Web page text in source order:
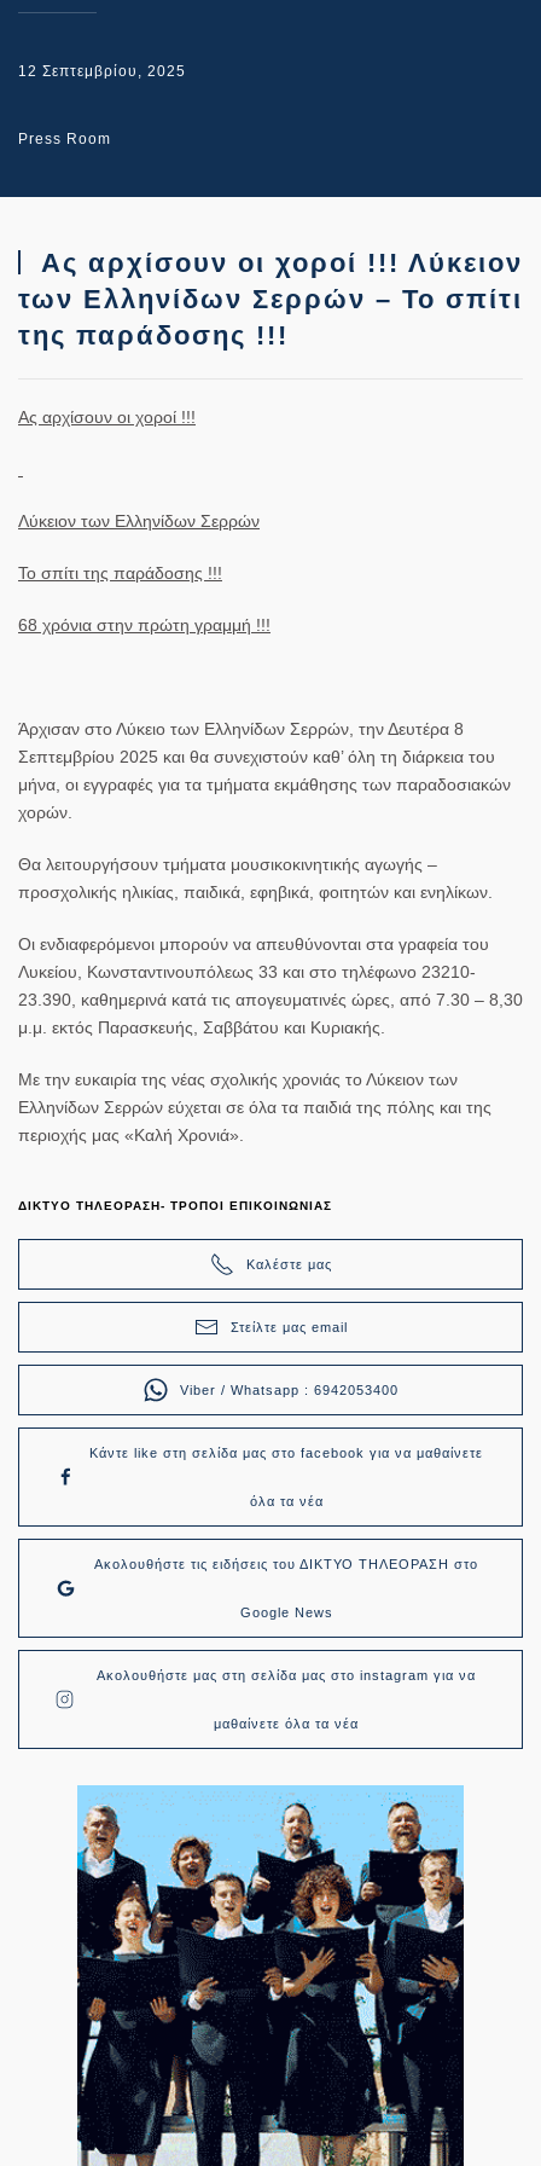
12 Σεπτεμβρίου, 2025
Press Room
Ας αρχίσουν οι χοροί !!! Λύκειον
των Ελληνίδων Σερρών – Το σπίτι
της παράδοσης !!!
Ας αρχίσουν οι χοροί !!!
Λύκειον των Ελληνίδων Σερρών
Το σπίτι της παράδοσης !!!
68 χρόνια στην πρώτη γραμμή !!!
Άρχισαν στο Λύκειο των Ελληνίδων Σερρών, την Δευτέρα 8
Σεπτεμβρίου 2025 και θα συνεχιστούν καθ’ όλη τη διάρκεια του
μήνα, οι εγγραφές για τα τμήματα εκμάθησης των παραδοσιακών
χορών.
Θα λειτουργήσουν τμήματα μουσικοκινητικής αγωγής –
προσχολικής ηλικίας, παιδικά, εφηβικά, φοιτητών και ενηλίκων.
Οι ενδιαφερόμενοι μπορούν να απευθύνονται στα γραφεία του
Λυκείου, Κωνσταντινουπόλεως 33 και στο τηλέφωνο 23210-
23.390, καθημερινά κατά τις απογευματινές ώρες, από 7.30 – 8,30
μ.μ. εκτός Παρασκευής, Σαββάτου και Κυριακής.
Με την ευκαιρία της νέας σχολικής χρονιάς το Λύκειον των
Ελληνίδων Σερρών εύχεται σε όλα τα παιδιά της πόλης και της
περιοχής μας «Καλή Χρονιά».
ΔΙΚΤΥΟ ΤΗΛΕΟΡΑΣΗ- ΤΡΟΠΟΙ ΕΠΙΚΟΙΝΩΝΙΑΣ
Καλέστε μας
Στείλτε μας email
Viber / Whatsapp : 6942053400
Κάντε like στη σελίδα μας στο facebook για να μαθαίνετε
όλα τα νέα
Ακολουθήστε τις ειδήσεις του ΔΙΚΤΥΟ ΤΗΛΕΟΡΑΣΗ στο
Google News
Ακολουθήστε μας στη σελίδα μας στο instagram για να
μαθαίνετε όλα τα νέα